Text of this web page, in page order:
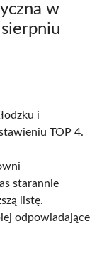
w
i
TOP 4.
starannie
listę.
odpowiadające